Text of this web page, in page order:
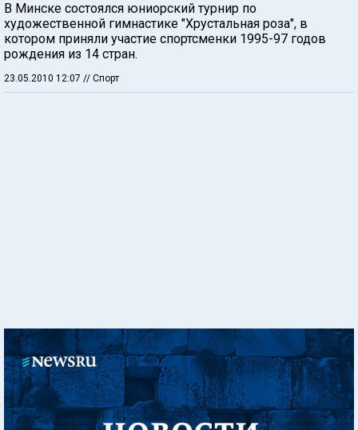
В Минске состоялся юниорский турнир по
художественной гимнастике "Хрустальная роза", в
котором приняли участие спортсменки 1995-97 годов
рождения из 14 стран.
23.05.2010 12:07 // Спорт